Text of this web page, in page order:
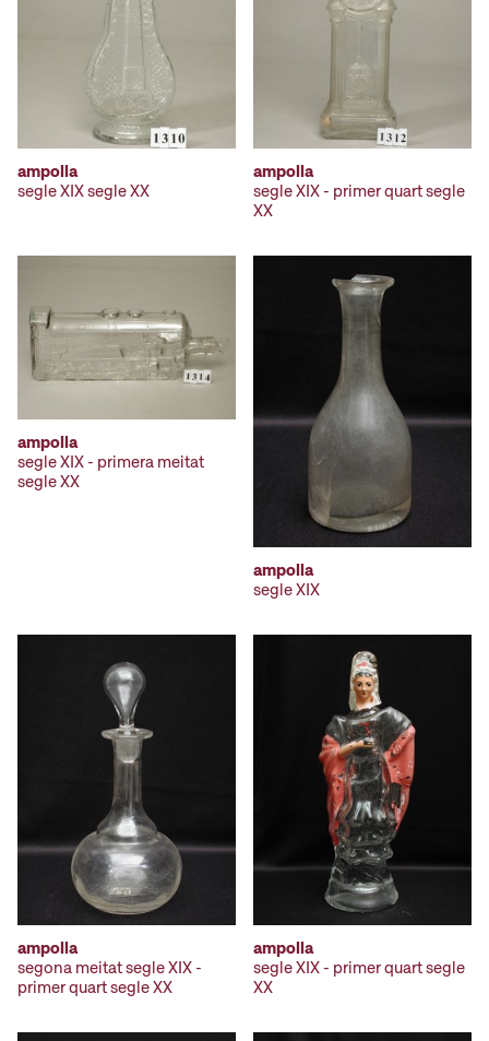
ampolla
segle XIX segle XX
ampolla
segle XIX - primer quart segle
XX
ampolla
segle XIX - primera meitat
segle XX
ampolla
segle XIX
ampolla
segona meitat segle XIX -
primer quart segle XX
ampolla
segle XIX - primer quart segle
XX